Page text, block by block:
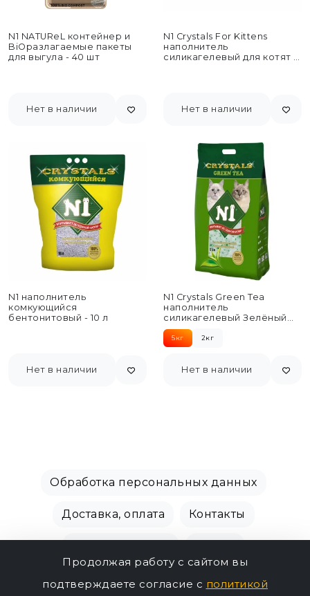
N1 NATUReL контейнер и
BiOразлагаемые пакеты
для выгула - 40 шт
Нет в наличии
N1 Crystals For Kittens
наполнитель
силикагелевый для котят -
Нет в наличии
N1 наполнитель
комкующийся
бентонитовый - 10 л
Нет в наличии
N1 Crystals Green Tea
наполнитель
силикагелевый Зелёный
чай - 12,5л
5кг 2кг
Нет в наличии
Обработка персональных данных
Доставка, оплата Контакты
Продолжая работу с сайтом вы
подтверждаете согласие с политикой